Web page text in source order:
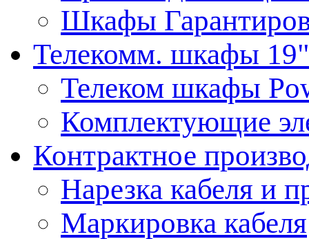
Шкафы
Телекомм. шкафы
Телеком шкафы
Комплектующие
Контрактное
Нарезка кабеля и
Маркировка кабеля